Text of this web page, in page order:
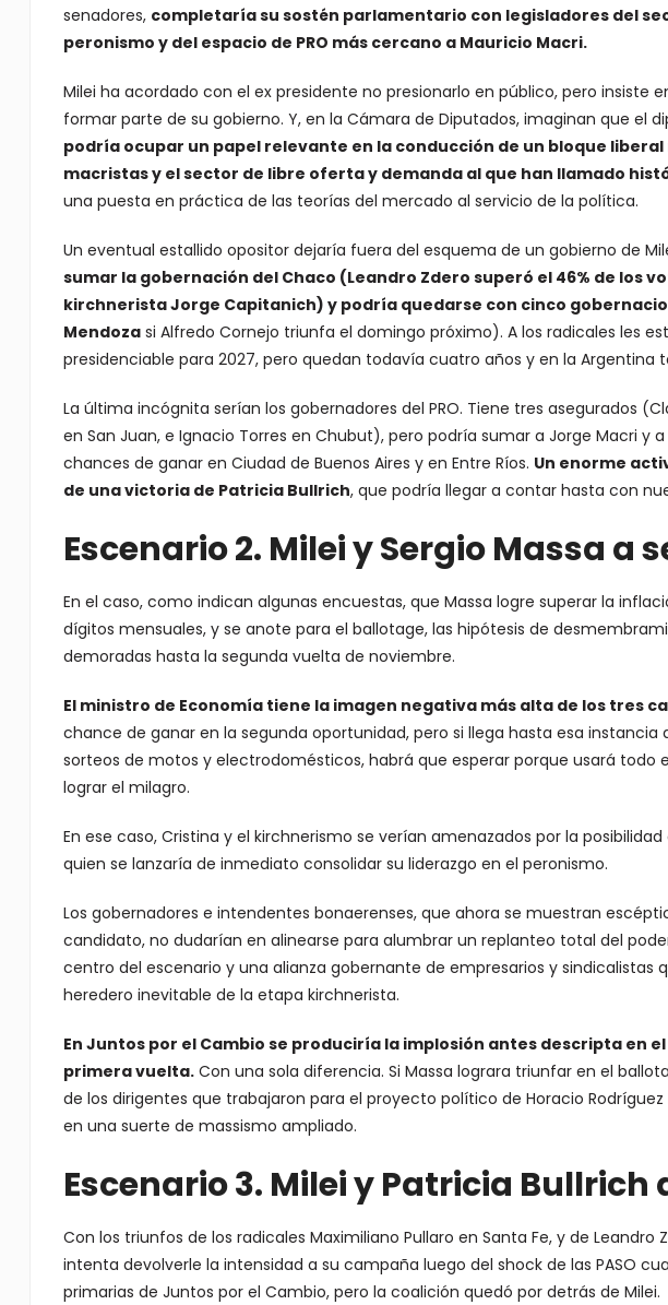
senadores, completaría su sostén parlamentario con legisladores del
peronismo y del espacio de PRO más cercano a Mauricio Macri.
Milei ha acordado con el ex presidente no presionarlo en público, pero insiste
formar parte de su gobierno. Y, en la Cámara de Diputados, imaginan que el
podría ocupar un papel relevante en la conducción de un bloque
macristas y el sector de libre oferta y demanda al que han llamado
una puesta en práctica de las teorías del mercado al servicio de la política.
Un eventual estallido opositor dejaría fuera del esquema de un gobierno de
sumar la gobernación del Chaco (Leandro Zdero superó el 46% de los
kirchnerista Jorge Capitanich) y podría quedarse con cinco
Mendozasi Alfredo Cornejo triunfa el domingo próximo). A los radicales les
presidenciable para 2027, pero quedan todavía cuatro años y en la Argentina
La última incógnita serían los gobernadores del PRO. Tiene tres asegurados
en San Juan, e Ignacio Torres en Chubut), pero podría sumar a Jorge Macri y
chances de ganar en Ciudad de Buenos Aires y en Entre Ríos. Un enorme
de una victoria de Patricia Bullrich, que podría llegar a contar hasta con
Escenario 2. Milei y Sergio Massa a
En el caso, como indican algunas encuestas, que Massa logre superar la
dígitos mensuales, y se anote para el ballotage, las hipótesis de
demoradas hasta la segunda vuelta de noviembre.
El ministro de Economía tiene la imagen negativa más alta de los tres
chance de ganar en la segunda oportunidad, pero si llega hasta esa
sorteos de motos y electrodomésticos, habrá que esperar porque usará todo
lograr el milagro.
En ese caso, Cristina y el kirchnerismo se verían amenazados por la
quien se lanzaría de inmediato consolidar su liderazgo en el peronismo.
Los gobernadores e intendentes bonaerenses, que ahora se muestran
candidato, no dudarían en alinearse para alumbrar un replanteo total del
centro del escenario y una alianza gobernante de empresarios y sindicalistas
heredero inevitable de la etapa kirchnerista.
En Juntos por el Cambio se produciría la implosión antes descripta en
primera vuelta.Con una sola diferencia. Si Massa lograra triunfar en el
de los dirigentes que trabajaron para el proyecto político de Horacio
en una suerte de massismo ampliado.
Escenario 3. Milei y Patricia
Con los triunfos de los radicales Maximiliano Pullaro en Santa Fe, y de Leandro
intenta devolverle la intensidad a su campaña luego del shock de las PASO
primarias de Juntos por el Cambio, pero la coalición quedó por detrás de Milei.